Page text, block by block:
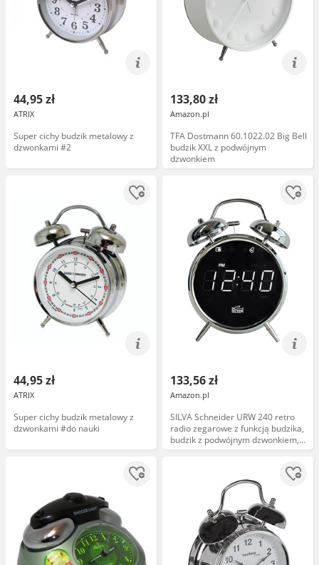
44,95 zł
ATRIX
Super cichy budzik metalowy z
dzwonkami #2
133,80 zł
Amazon.pl
TFA Dostmann 60.1022.02 Big Bell
budzik XXL z podwójnym
dzwonkiem
44,95 zł
ATRIX
Super cichy budzik metalowy z
dzwonkami #do nauki
133,56 zł
Amazon.pl
SILVA Schneider URW 240 retro
radio zegarowe z funkcją budzika,
budzik z podwójnym dzwonkiem,
wyświetlaczem, ściemnianiem,